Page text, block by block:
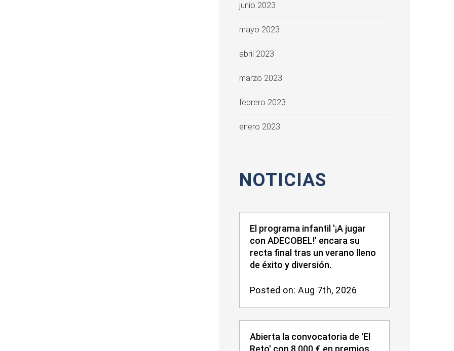
junio 2023
mayo 2023
abril 2023
marzo 2023
febrero 2023
enero 2023
NOTICIAS
El programa infantil '¡A jugar
con ADECOBEL!' encara su
recta final tras un verano lleno
de éxito y diversión.
Posted on: Aug 7th, 2026
Abierta la convocatoria de 'El